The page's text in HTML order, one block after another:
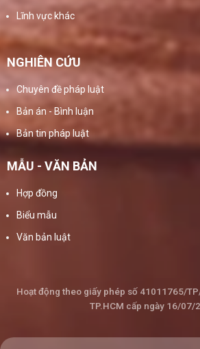
Lĩnh vực khác
NGHIÊN CỨU
Chuyên đề pháp luật
Bản án - Bình luận
Bản tin pháp luật
MẪU - VĂN BẢN
Hợp đồng
Biểu mẫu
Văn bản luật
Hoạt động theo giấy phép số 41011765/
TP.HCM cấp ngày 16/07/